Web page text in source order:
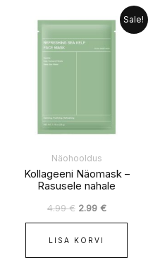
Sale!
Näohooldus
Kollageeni Näomask –
Rasusele nahale
4.99€
hind
oli:
4.99 €.
2.99 €
Praegune
hind
2.99 €.
LISA KORVI